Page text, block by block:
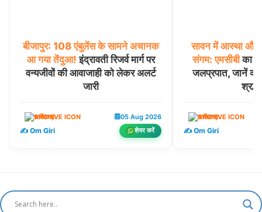
बीजापुर: 108 एंबुलेंस के सामने अचानक
आ गया तेंदुआ! इंद्रावती रिजर्व मार्ग पर
वन्यजीवों की आवाजाही को लेकर अलर्ट
जारी
छत्तीसगढ़ 05 Aug 2026
✍️ Om Giri शेयर करें
सावन में आस्था और
संगम: एमसीबीका
जलप्रपात, जानें
छत्तीसगढ़
✍️ Om Giri